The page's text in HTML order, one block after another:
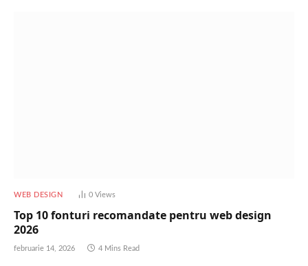
WEB DESIGN 0 Views
Top 10 fonturi recomandate pentru web design
2026
februarie 14, 2026 4 Mins Read